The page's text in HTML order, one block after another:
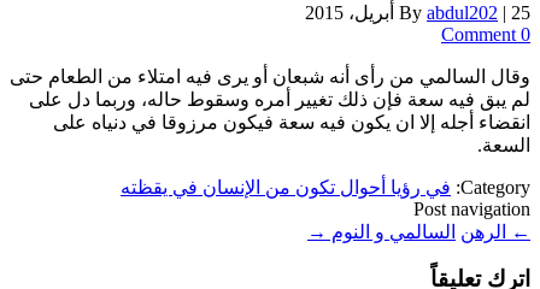
By abdul202 | 25 أبريل، 2015
0 Comment
وقال السالمي من رأى أنه شبعان أو يرى فيه امتلاء من الطعام حتى
لم يبق فيه سعة فإن ذلك تغيير أمره وسقوط حاله، وربما دل على
انقضاء أجله إلا ان يكون فيه سعة فيكون مرزوقا في دنياه على
السعة.
Category: في رؤيا أحوال تكون من الإنسان في يقظته
Post navigation
←
الرهن السالمي و النوم →
اترك تعليقاً